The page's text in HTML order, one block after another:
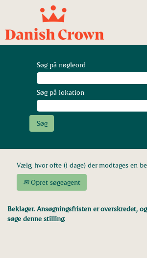
Søg på nøgleord
Søg på lokation
Vælg, hvor ofte (i dage) der modtages en
Opret søgeagent
Beklager. Ansøgningsfristen er overskredet,
søge denne stilling.